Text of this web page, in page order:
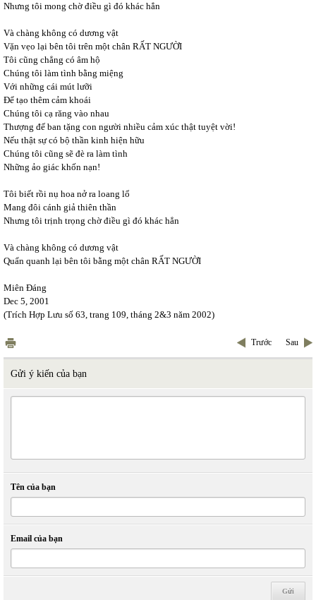
Nhưng tôi mong chờ điều gì đó khác hẳn
Và chàng không có dương vật
Vặn vẹo lại bên tôi trên một chân RẤT NGƯỜI
Tôi cũng chẳng có âm hộ
Chúng tôi làm tình bằng miệng
Với những cái mút lưỡi
Để tạo thêm cảm khoái
Chúng tôi cạ răng vào nhau
Thượng đế ban tặng con người nhiều cảm xúc thật tuyệt vời!
Nếu thật sự có bộ thần kinh hiện hữu
Chúng tôi cũng sẽ đè ra làm tình
Những ảo giác khốn nạn!
Tôi biết rồi nụ hoa nở ra loang lổ
Mang đôi cánh giả thiên thần
Nhưng tôi trịnh trọng chờ điều gì đó khác hẳn
Và chàng không có dương vật
Quẩn quanh lại bên tôi bằng một chân RẤT NGƯỜI
Miên Đáng
Dec 5, 2001
(Trích Hợp Lưu số 63, trang 109, tháng 2&3 năm 2002)
Trước Sau
Gửi ý kiến của bạn
Tên của bạn
Email của bạn